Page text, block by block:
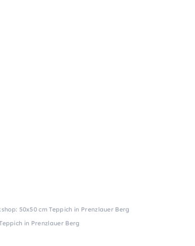
50x50 cm Teppich in Prenzlauer Berg
in Prenzlauer Berg